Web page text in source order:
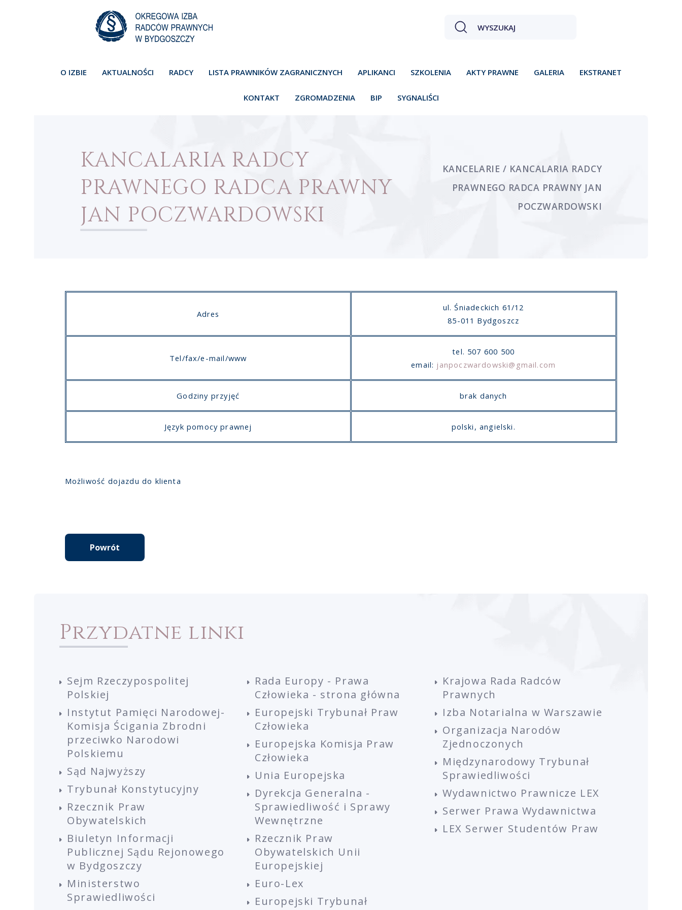
O IZBIE AKTUALNOŚCI RADCY LISTA PRAWNIKÓW ZAGRANICZNYCH APLIKANCI SZKOLENIA AKTY PRAWNE GALERIA EKSTRANET
KONTAKT ZGROMADZENIA BIP SYGNALIŚCI
KANCALARIA RADCY
PRAWNEGO RADCA PRAWNY
JAN POCZWARDOWSKI
KANCELARIE / KANCALARIA RADCY
PRAWNEGO RADCA PRAWNY JAN
POCZWARDOWSKI
Adres
ul. Śniadeckich 61/12
85-011 Bydgoszcz
Tel/fax/e-mail/www
tel. 507 600 500
email: janpoczwardowski@gmail.com
Godziny przyjęć brak danych
Język pomocy prawnej polski, angielski.
Możliwość dojazdu do klienta
Powrót
Przydatne linki
Sejm Rzeczypospolitej
Polskiej
Instytut Pamięci Narodowej-
Komisja Ścigania Zbrodni
przeciwko Narodowi
Polskiemu
Sąd Najwyższy
Trybunał Konstytucyjny
Rzecznik Praw
Obywatelskich
Biuletyn Informacji
Publicznej Sądu Rejonowego
w Bydgoszczy
Ministerstwo
Sprawiedliwości
Rada Europy - Prawa
Człowieka - strona główna
Europejski Trybunał Praw
Człowieka
Europejska Komisja Praw
Człowieka
Unia Europejska
Dyrekcja Generalna -
Sprawiedliwość i Sprawy
Wewnętrzne
Rzecznik Praw
Obywatelskich Unii
Europejskiej
Euro-Lex
Europejski Trybunał
Krajowa Rada Radców
Prawnych
Izba Notarialna w Warszawie
Organizacja Narodów
Zjednoczonych
Międzynarodowy Trybunał
Sprawiedliwości
Wydawnictwo Prawnicze LEX
Serwer Prawa Wydawnictwa
LEX Serwer Studentów Praw